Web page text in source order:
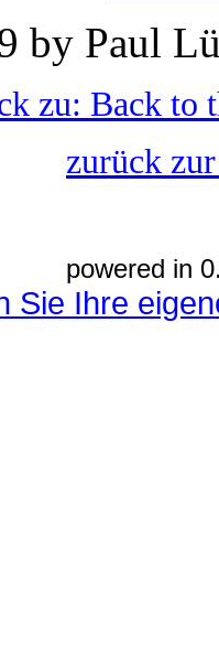
by Paul
zu: Back to
zurück
powered in
Sie Ihre